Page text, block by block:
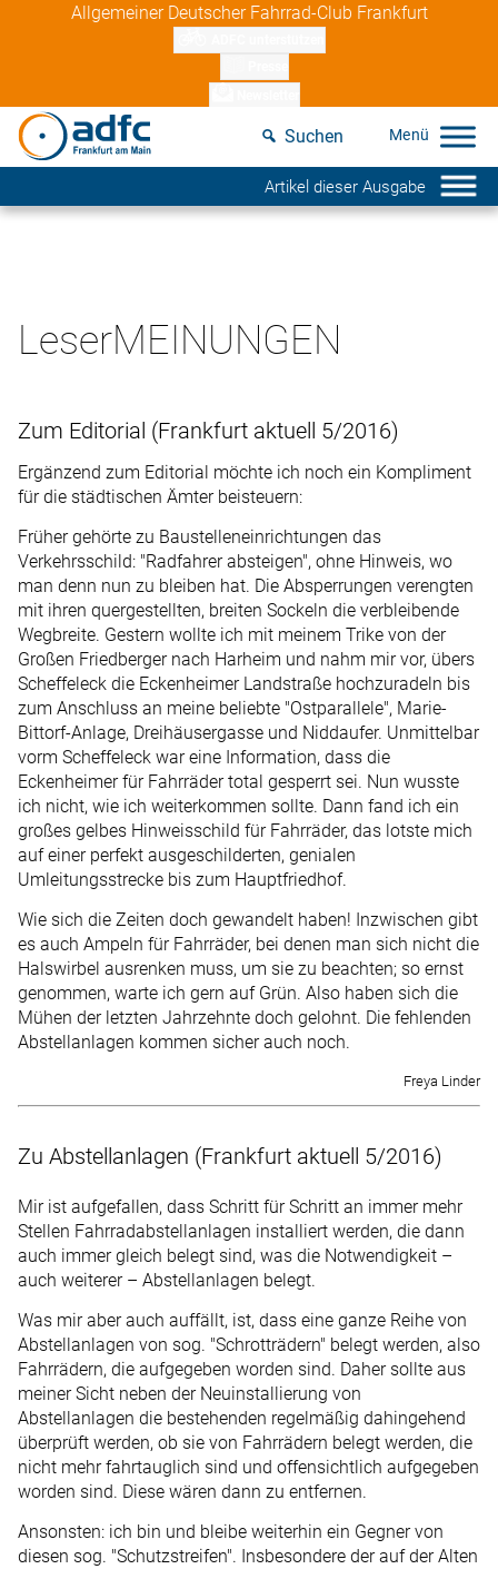
Allgemeiner Deutscher Fahrrad-Club Frankfurt
Suchen
Artikel dieser Ausgabe
LeserMEINUNGEN
Zum Editorial (Frankfurt aktuell 5/2016)
Ergänzend zum Editorial möchte ich noch ein Kompliment
für die städtischen Ämter beisteuern:
Früher gehörte zu Baustelleneinrichtungen das
Verkehrsschild: "Radfahrer absteigen", ohne Hinweis, wo
man denn nun zu bleiben hat. Die Absperrungen verengten
mit ihren quergestellten, breiten Sockeln die verbleibende
Wegbreite. Gestern wollte ich mit meinem Trike von der
Großen Friedberger nach Harheim und nahm mir vor, übers
Scheffeleck die Eckenheimer Landstraße hochzuradeln bis
zum Anschluss an meine beliebte "Ostparallele", Marie-
Bittorf-Anlage, Dreihäusergasse und Nidda­ufer. Unmittelbar
vorm Scheffeleck war eine Information, dass die
Eckenheimer für Fahrräder total gesperrt sei. Nun wusste
ich nicht, wie ich weiterkommen sollte. Dann fand ich ein
großes gelbes Hinweisschild für Fahrräder, das lotste mich
auf einer perfekt ausgeschilderten, genialen
Umleitungsstrecke bis zum Hauptfriedhof.
Wie sich die Zeiten doch gewandelt haben! Inzwischen gibt
es auch Ampeln für Fahrräder, bei denen man sich nicht die
Halswirbel ausrenken muss, um sie zu beachten; so ernst
genommen, warte ich gern auf Grün. Also haben sich die
Mühen der letzten Jahrzehnte doch gelohnt. Die fehlenden
Abstellanlagen kommen sicher auch noch.
Freya Linder
Zu Abstellanlagen (Frankfurt aktuell 5/2016)
Mir ist aufgefallen, dass Schritt für Schritt an immer mehr
Stellen Fahrradabstellanlagen installiert werden, die dann
auch immer gleich belegt sind, was die Notwendigkeit –
auch weiterer – Abstellanlagen belegt.
Was mir aber auch auffällt, ist, dass eine ganze Reihe von
Abstellanlagen von sog. "Schrotträdern" belegt werden, also
Fahrrädern, die aufgegeben worden sind. Daher sollte aus
meiner Sicht neben der Neuinstallierung von
Abstellanlagen die bestehenden regelmäßig dahingehend
überprüft werden, ob sie von Fahrrädern belegt werden, die
nicht mehr fahrtauglich sind und offensichtlich aufgegeben
worden sind. Diese wären dann zu entfernen.
Ansonsten: ich bin und bleibe weiterhin ein Gegner von
diesen sog. "Schutzstreifen". Insbesondere der auf der Alten